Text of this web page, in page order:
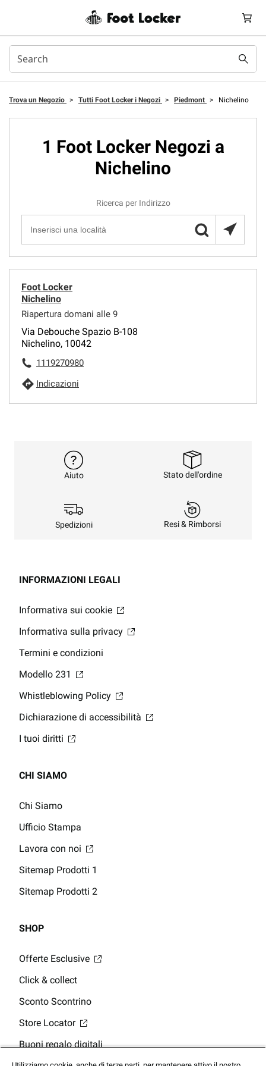
Trova un Negozio > Tutti Foot Locker i Negozi > Piedmont > Nichelino
1 Foot Locker Negozi a
Nichelino
Ricerca per Indirizzo
Foot Locker
Nichelino
Riapertura domani alle 9
Via Debouche Spazio B-108
Nichelino, 10042
1119270980
Indicazioni
Aiuto Stato dell'ordine
Spedizioni Resi & Rimborsi
INFORMAZIONI LEGALI
Informativa sui cookie
Informativa sulla privacy
Termini e condizioni
Modello 231
Whistleblowing Policy
Dichiarazione di accessibilità
I tuoi diritti
CHI SIAMO
Chi Siamo
Ufficio Stampa
Lavora con noi
Sitemap Prodotti 1
Sitemap Prodotti 2
SHOP
Offerte Esclusive
Click & collect
Sconto Scontrino
Store Locator
Buoni regalo digitali